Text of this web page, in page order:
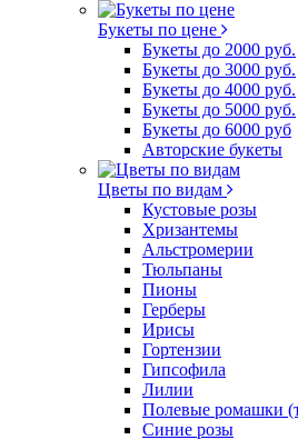
Букеты по цене
Букеты до 2000 руб.
Букеты до 3000 руб.
Букеты до 4000 руб.
Букеты до 5000 руб.
Букеты до 6000 руб
Авторские букеты
Цветы по видам
Кустовые розы
Хризантемы
Альстромерии
Тюльпаны
Пионы
Герберы
Ирисы
Гортензии
Гипсофила
Лилии
Полевые ромашки
Синие розы